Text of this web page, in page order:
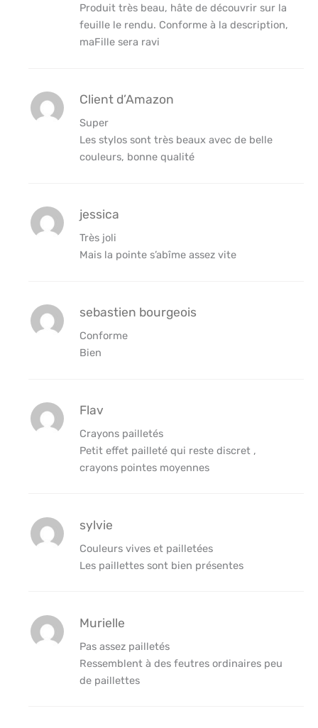
Produit très beau, hâte de découvrir sur la
feuille le rendu. Conforme à la description,
maFille sera ravi
Client d’Amazon
Super
Les stylos sont très beaux avec de belle
couleurs, bonne qualité
jessica
Très joli
Mais la pointe s’abîme assez vite
sebastien bourgeois
Conforme
Bien
Flav
Crayons pailletés
Petit effet pailleté qui reste discret ,
crayons pointes moyennes
sylvie
Couleurs vives et pailletées
Les paillettes sont bien présentes
Murielle
Pas assez pailletés
Ressemblent à des feutres ordinaires peu
de paillettes